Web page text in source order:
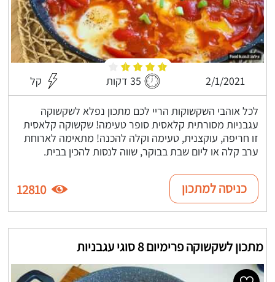
2/1/2021 35 דקות קל
לכל אוהבי השקשוקות הריי לכם מתכון נפלא לשקשוקה
עגבניות מסורתית קלאסית סופר טעימה! שקשוקה קלאסית
זו חריפה, עוקצנית, טעימה וקלה להכנה! מתאימה לארוחת
ערב קלה או ליום שבת בבוקר, שווה לנסות להכין בבית.
כניסה למתכון 12810
מתכון לשקשוקה פרימיום 8 סוגי עגבניות